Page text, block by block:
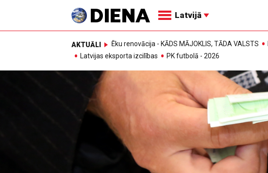
Latvijā
AKTUĀLI Ēku renovācija - KĀDS MĀJOKLIS, TĀDA VALSTS
Latvijas eksporta izcilības
PK futbolā - 2026